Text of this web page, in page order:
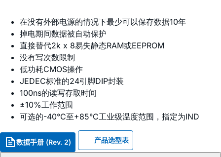
在没有外部电源的情况下最少可以保存数据10年
掉电期间数据被自动保护
直接替代2k x 8易失静态RAM或EEPROM
没有写次数限制
低功耗CMOS操作
JEDEC标准的24引脚DIP封装
100ns的读写存取时间
±10%工作范围
可选的-40°C至+85°C工业级温度范围，指定为IND
数据手册 (Rev. 2) 产品选型表